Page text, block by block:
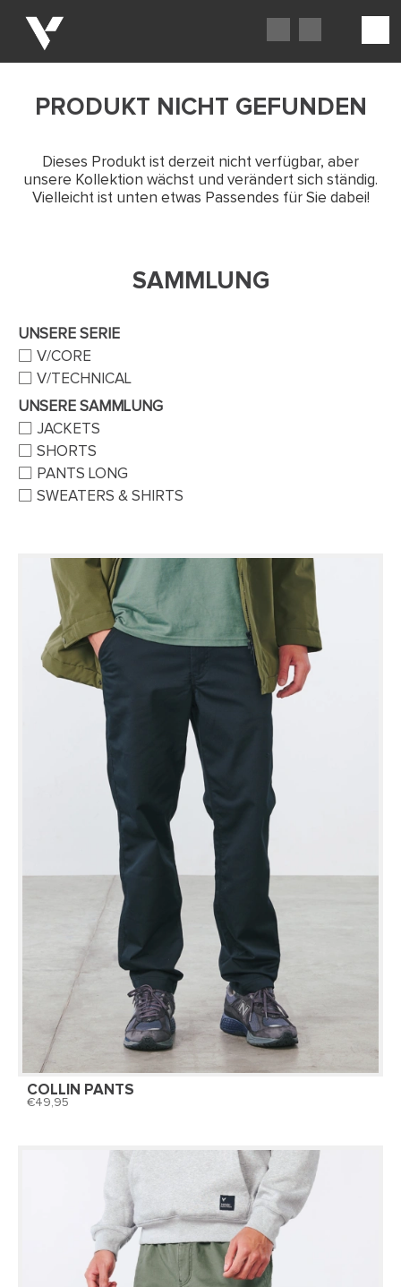
PRODUKT NICHT GEFUNDEN
Dieses Produkt ist derzeit nicht verfügbar, aber
unsere Kollektion wächst und verändert sich ständig.
Vielleicht ist unten etwas Passendes für Sie dabei!
SAMMLUNG
UNSERE SERIE
V/CORE
V/TECHNICAL
UNSERE SAMMLUNG
JACKETS
SHORTS
PANTS LONG
SWEATERS & SHIRTS
COLLIN PANTS
49,95